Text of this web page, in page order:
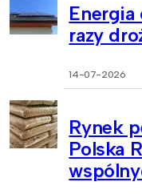
Energia
razy
14-07-2026
Rynek
Polska